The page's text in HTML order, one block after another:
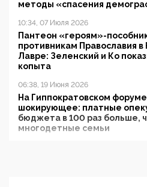
методы «спасения
10:34, 07 Июля 2026
Пантеон «героям»-
противникам Православия
Лавре: Зеленский и Ко
копыта
06:38, 19 Июня 2026
На Гиппократовском форуме
шокирующее: платные
бюджета в 100 раз больше,
многодетные семьи